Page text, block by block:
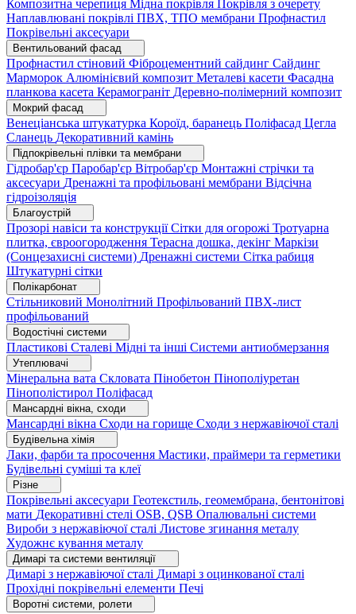
Композитна черепиця Мідна покрівля Покрівля з очерету
Наплавлювані покрівлі ПВХ, ТПО мембрани Профнастил
Покрівельні аксесуари
Вентильований фасад
Профнастил стіновий Фіброцементний сайдинг Сайдинг
Марморок Алюмінієвий композит Металеві касети Фасадна
планкова касета Керамограніт Деревно-полімерний композит
Мокрий фасад
Венеціанська штукатурка Короїд, баранець Поліфасад Цегла
Сланець Декоративний камінь
Підпокрівельні плівки та мембрани
Гідробар'єр Паробар'єр Вітробар'єр Монтажні стрічки та
аксесуари Дренажні та профільовані мембрани Відсічна
гідроізоляція
Благоустрій
Прозорі навіси та конструкціїСітки для огорожі Тротуарна
плитка, євроогородження Терасна дошка, декінг Маркізи
(Сонцезахисні системи) Дренажні системи Сітка рабиця
Штукатурні сітки
Полікарбонат
Стільниковий Монолітний Профільований ПВХ-лист
профільований
Водостічні системи
Пластикові Сталеві Мідні та інші Системи антиобмерзання
Утеплювачі
Мінеральна вата Скловата Пінобетон Пінополіуретан
Пінополістирол Поліфасад
Мансардні вікна, сходи
Мансардні вікна Сходи на горище Сходи з нержавіючої сталі
Будівельна хімія
Лаки, фарби та просочення Мастики, праймери та герметики
Будівельні суміші та клеї
Різне
Покрівельні аксесуари Геотекстиль, геомембрана, бентонітові
мати Декоративні стелі OSB, QSB Опалювальні системи
Вироби з нержавіючої сталі Листове згинання металу
Художнє кування металу
Димарі та системи вентиляції
Димарі з нержавіючої сталі Димарі з оцинкованої сталі
Прохідні покрівельні елементи Печі
Воротні системи, ролети